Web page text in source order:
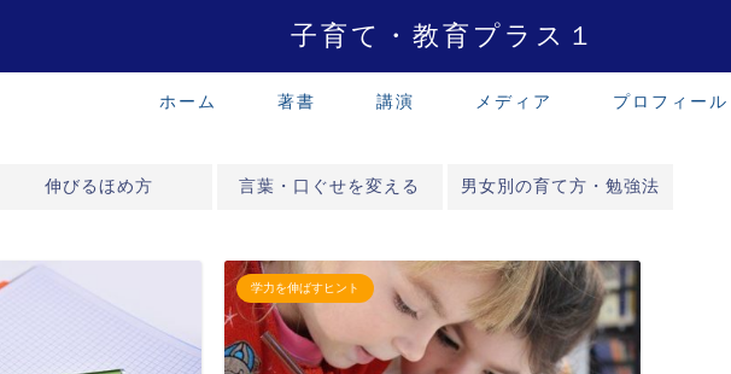
子育て・教育プラス１
ホーム 著書 講演 メディア プロフィール
伸びるほめ方 言葉・口ぐせを変える 男女別の育て方・勉強法
学力を伸ばすヒント